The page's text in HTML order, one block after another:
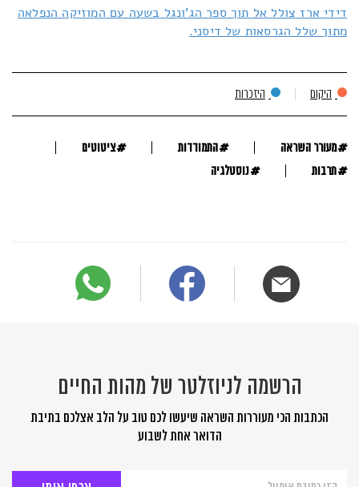
דידי ארז צולל אל תוך ספר הג'ונגל בשעה עם המוזיקה הנפלאה
מתוך שלל הגרסאות של דיסני.
היקום היזכרות
#מעורר השראה #התמודדות #ציטוטים
#תרבות #נוסטלגיה
הרשמה לניוזלטר של מהות החיים
הכתבות הכי מעוררות השראה שיעשו לכם טוב על הלב אצלכם בתיבת
הדואר אחת לשבוע